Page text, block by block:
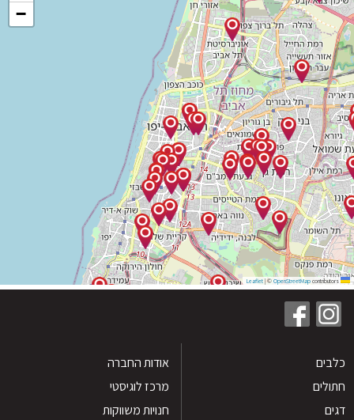
|©OpenStreetMap
אודות החברה
מרכז לוגיסטי
חנויות משווקות